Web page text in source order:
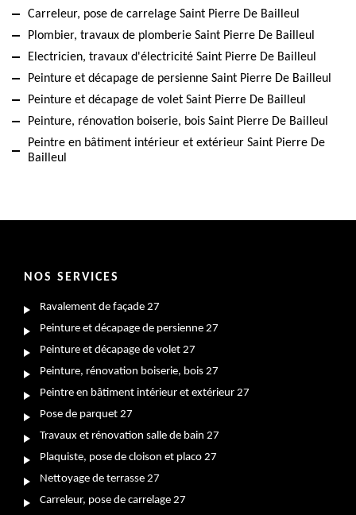
Carreleur, pose de carrelage Saint Pierre De Bailleul
Plombier, travaux de plomberie Saint Pierre De Bailleul
Electricien, travaux d'électricité Saint Pierre De Bailleul
Peinture et décapage de persienne Saint Pierre De Bailleul
Peinture et décapage de volet Saint Pierre De Bailleul
Peinture, rénovation boiserie, bois Saint Pierre De Bailleul
Peintre en bâtiment intérieur et extérieur Saint Pierre De
Bailleul
NOS SERVICES
Ravalement de façade 27
Peinture et décapage de persienne 27
Peinture et décapage de volet 27
Peinture, rénovation boiserie, bois 27
Peintre en bâtiment intérieur et extérieur 27
Pose de parquet 27
Travaux et rénovation salle de bain 27
Plaquiste, pose de cloison et placo 27
Nettoyage de terrasse 27
Carreleur, pose de carrelage 27